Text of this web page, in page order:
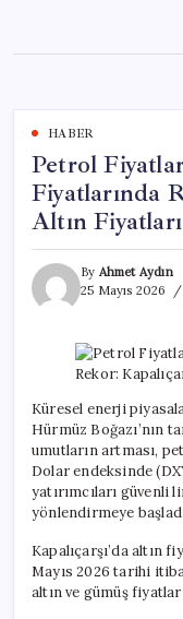
content
HABER
Petrol
Fiyatlarında
Altın
By Ahmet Aydın
25 Mayıs 2026
Küresel enerji
Hürmüz Boğazı’nın
umutların artması,
Dolar endeksinde
yatırımcıları güvenli
yönlendirmeye
Kapalıçarşı’da altın
Mayıs 2026 tarihi
altın ve gümüş